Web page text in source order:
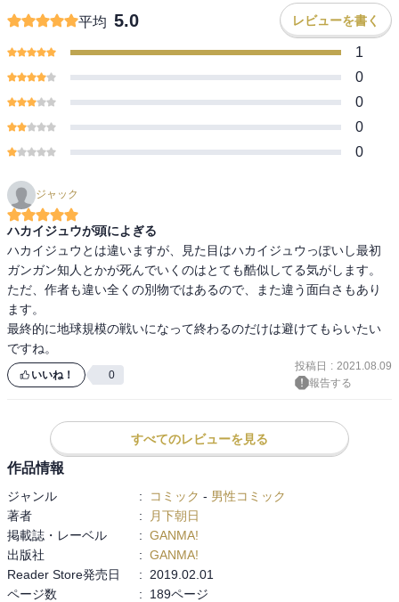
平均 5.0 レビューを書く
1
0
0
0
0
ジャック
ハカイジュウが頭によぎる
ハカイジュウとは違いますが、見た目はハカイジュウっぽいし最初
ガンガン知人とかが死んでいくのはとても酷似してる気がします。
ただ、作者も違い全くの別物ではあるので、また違う面白さもあり
ます。
最終的に地球規模の戦いになって終わるのだけは避けてもらいたい
ですね。
いいね！ 0
投稿日 : 2021.08.09
報告する
すべてのレビューを見る
作品情報
ジャンル : コミック - 男性コミック
著者
:
月下朝日
掲載誌・レーベル
: GANMA!
出版社
: GANMA!
Reader Store発売日
:
2019.02.01
ページ数
:
189ページ